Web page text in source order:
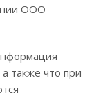
ООО
также что при